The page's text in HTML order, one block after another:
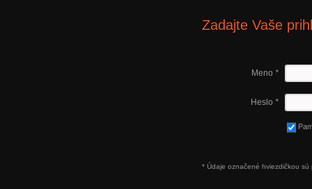
Zadajte Vaše
Meno *
Heslo *
* Údaje označené hviezdičkou sú